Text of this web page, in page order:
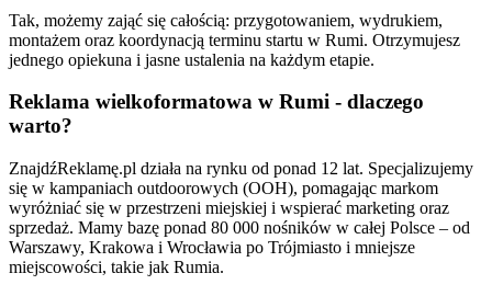
Tak, możemy zająć się całością: przygotowaniem, wydrukiem,
montażem oraz koordynacją terminu startu w Rumi. Otrzymujesz
jednego opiekuna i jasne ustalenia na każdym etapie.
Reklama wielkoformatowa w Rumi - dlaczego
warto?
ZnajdźReklamę.pl działa na rynku od ponad 12 lat. Specjalizujemy
się w kampaniach outdoorowych (OOH), pomagając markom
wyróżniać się w przestrzeni miejskiej i wspierać marketing oraz
sprzedaż. Mamy bazę ponad 80 000 nośników w całej Polsce – od
Warszawy, Krakowa i Wrocławia po Trójmiasto i mniejsze
miejscowości, takie jak Rumia.